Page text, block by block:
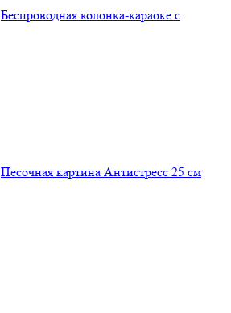
Беспроводная колонка-караоке с
Песочная картина Антистресс 25 см